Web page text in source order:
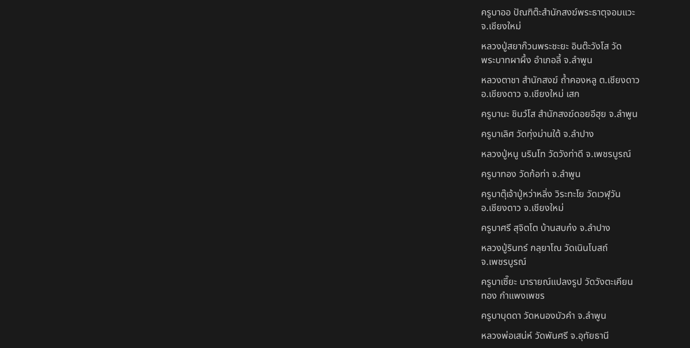
ครูบาออ ปัณฑิต๊ะสำนักสงฆ์พระธาตุจอมแวะ
จ.เชียงใหม่
หลวงปู่สยาก๊วนพระชะยะ อินต๊ะวังโส วัด
พระบาทผาผึ้ง อำเภอลี้ จ.ลำพูน
หลวงตาชา สำนักสงฆ์ ถ้ำคองหลู ต.เชียงดาว
อ.เชียงดาว จ.เชียงใหม่ เสก
ครูบานะ ชินวํโส สำนักสงฆ์ดอยอีฮุย จ.ลำพูน
ครูบาเลิศ วัดทุ่งม่านใต้ จ.ลำปาง
หลวงปู่หนู นรินโท วัดวังท่าดี จ.เพชรบูรณ์
ครูบาทอง วัดก้อท่า จ.ลำพูน
ครูบาตุ๊เจ้าปู่หว่าหลิ่ง วิระทะโย วัดเวฬุวัน
อ.เชียงดาว จ.เชียงใหม่
ครูบาศรี สุจิตโต บ้านสบก๋ง จ.ลำปาง
หลวงปู่รินทร์ กลฺยาโณ วัดเนินโบสถ์
จ.เพชรบูรณ์
ครูบาเซี๊ยะ นารายณ์แปลงรูป วัดวังตะเคียน
ทอง กำแพงเพชร
ครูบาบุดดา วัดหนองบัวคํา จ.ลําพูน
หลวงพ่อเสน่ห์ วัดพันศรี จ.อุทัยธานี